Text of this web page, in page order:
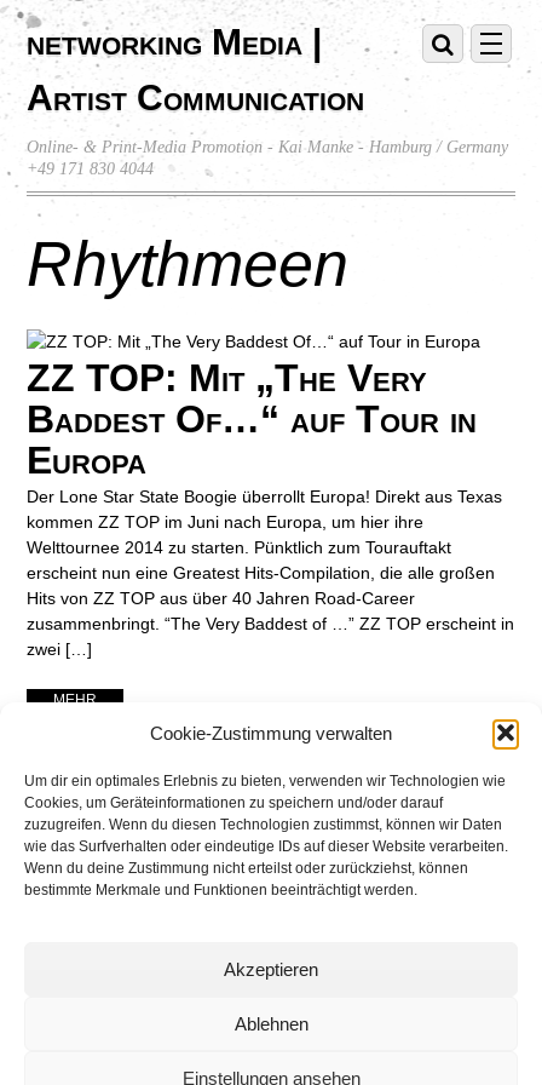
Cookie-Zustimmung verwalten
Um dir ein optimales Erlebnis zu bieten, verwenden wir Technologien wie
Cookies, um Geräteinformationen zu speichern und/oder darauf
zuzugreifen. Wenn du diesen Technologien zustimmst, können wir Daten
wie das Surfverhalten oder eindeutige IDs auf dieser Website verarbeiten.
Wenn du deine Zustimmung nicht erteilst oder zurückziehst, können
bestimmte Merkmale und Funktionen beeinträchtigt werden.
Akzeptieren
Ablehnen
Einstellungen ansehen
networking Media |
Artist Communication
Online- & Print-Media Promotion - Kai Manke - Hamburg / Germany
+49 171 830 4044
Rhythmeen
ZZ TOP: Mit „The Very
Baddest Of…“ auf Tour in
Europa
Der Lone Star State Boogie überrollt Europa! Direkt aus Texas
kommen ZZ TOP im Juni nach Europa, um hier ihre
Welttournee 2014 zu starten. Pünktlich zum Tourauftakt
erscheint nun eine Greatest Hits-Compilation, die alle großen
Hits von ZZ TOP aus über 40 Jahren Road-Career
zusammenbringt. “The Very Baddest of …” ZZ TOP erscheint in
zwei […]
... MEHR ...
networking Media | Artist
Communication
© 2025 networking Media - Kai Manke